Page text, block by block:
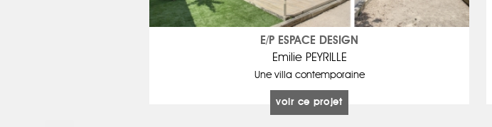
E/P ESPACE DESIGN
Emilie PEYRILLE
Une villa contemporaine
voir ce projet